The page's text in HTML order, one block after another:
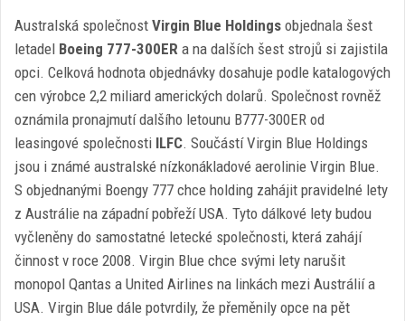
Australská společnost Virgin Blue Holdings objednala šest
letadel Boeing 777-300ER a na dalších šest strojů si zajistila
opci. Celková hodnota objednávky dosahuje podle katalogových
cen výrobce 2,2 miliard amerických dolarů. Společnost rovněž
oznámila pronajmutí dalšího letounu B777-300ER od
leasingové společnosti ILFC. Součástí Virgin Blue Holdings
jsou i známé australské nízkonákladové aerolinie Virgin Blue.
S objednanými Boengy 777 chce holding zahájit pravidelné lety
z Austrálie na západní pobřeží USA. Tyto dálkové lety budou
vyčleněny do samostatné letecké společnosti, která zahájí
činnost v roce 2008. Virgin Blue chce svými lety narušit
monopol Qantas a United Airlines na linkách mezi Austrálií a
USA. Virgin Blue dále potvrdily, že přeměnily opce na pět